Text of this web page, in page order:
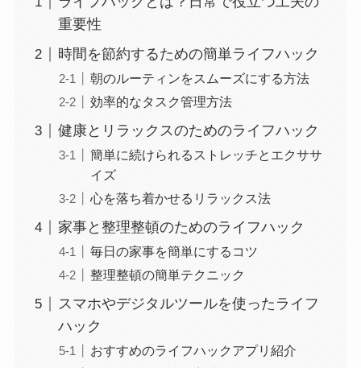
重要性
時間を節約するための簡単ライフハック
朝のルーティンをスムーズにする方法
効率的なタスク管理方法
健康とリラックスのためのライフハック
簡単に続けられるストレッチとエクササ
イズ
心を落ち着かせるリラックス法
家事と整理整頓のためのライフハック
毎日の家事を簡単にするコツ
整理整頓の簡単テクニック
スマホやデジタルツールを使ったライフ
ハック
おすすめのライフハックアプリ紹介